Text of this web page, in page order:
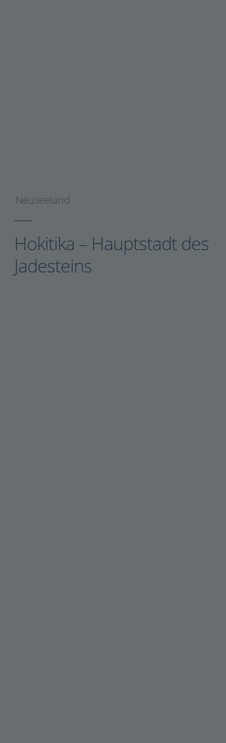
Neuseeland
Hokitika – Hauptstadt des
Jadesteins